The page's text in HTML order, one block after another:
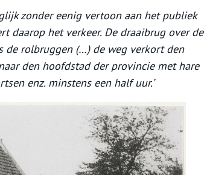
zonder eenig vertoon aan het publiek
daarop het verkeer. De draaibrug over de
rolbruggen (…) de weg verkort den
den hoofdstad der provincie met hare
enz. minstens een half uur.’